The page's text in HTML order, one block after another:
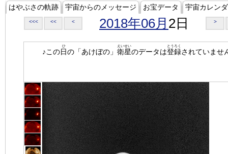
はやぶさの軌跡 宇宙からのメッセージ お宝データ 宇宙カレン
<<< << < 2018年06月 2日 >
♪この日
ひ
の「あけぼの」 衛星
えいせい
のデータは登録
とうろく
されていませ